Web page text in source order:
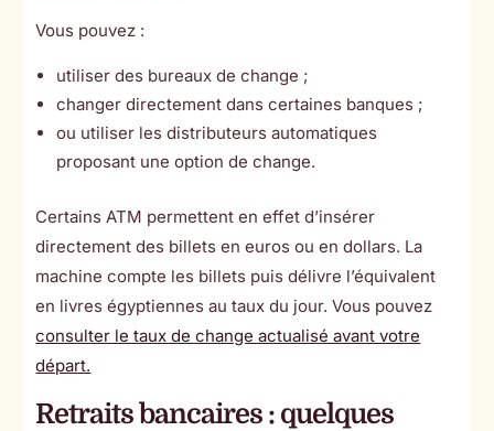
Vous pouvez :
utiliser des bureaux de change ;
changer directement dans certaines banques ;
ou utiliser les distributeurs automatiques
proposant une option de change.
Certains ATM permettent en effet d’insérer
directement des billets en euros ou en dollars. La
machine compte les billets puis délivre l’équivalent
en livres égyptiennes au taux du jour. Vous pouvez
consulter le taux de change actualisé avant votre
départ.
Retraits bancaires : quelques